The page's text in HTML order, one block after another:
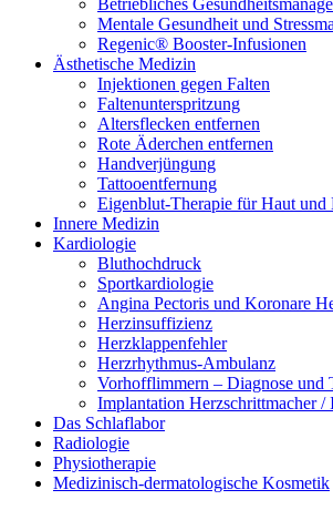
Betriebliches
Mentale Gesundheit und
Regenic® Booster-Infusionen
Ästhetische Medizin
Injektionen gegen Falten
Faltenunterspritzung
Altersflecken entfernen
Rote Äderchen entfernen
Handverjüngung
Tattooentfernung
Eigenblut-Therapie für Haut und
Innere Medizin
Kardiologie
Bluthochdruck
Sportkardiologie
Angina Pectoris und Koronare
Herzinsuffizienz
Herzklappenfehler
Herzrhythmus-Ambulanz
Vorhofflimmern – Diagnose und
Implantation Herzschrittmacher /
Das Schlaflabor
Radiologie
Physiotherapie
Medizinisch-dermatologische Kosmetik